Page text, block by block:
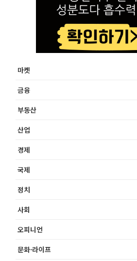
마켓
금융
부동산
산업
경제
국제
정치
사회
오피니언
문화·라이프